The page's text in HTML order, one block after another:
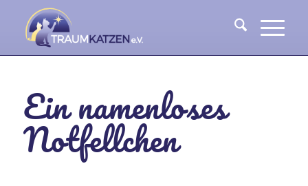
Ein namenloses
Notfellchen